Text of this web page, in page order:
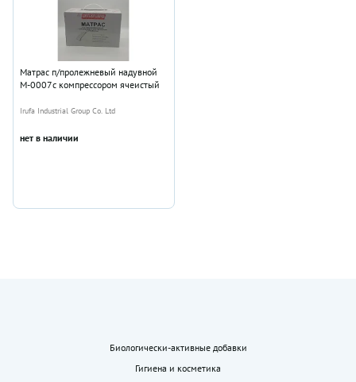
Матрас п/пролежневый надувной
М-0007с компрессором ячеистый
Irufa Industrial Group Co. Ltd
нет в наличии
Биологически-активные добавки
Гигиена и косметика